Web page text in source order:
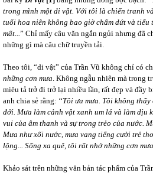
trong mình một di vật. Với tôi là chiến tranh
tuổi hoa niên không bao giờ chấm dứt và tiểu
mất...” Chỉ mấy câu văn ngắn ngủi nhưng đã
những gì mà câu chữ truyền tải.
Theo tôi, “di vật” của Trần Vũ không chỉ có
những cơn mưa. Không ngẫu nhiên mà trong
miêu tả trở đi trở lại nhiều lần, rất đẹp và đầy
anh chia sẻ rằng: ‘‘Tôi ưa mưa. Tôi không
đới. Mưa làm cảnh vật xanh um lá và làm dịu
vui của âm thanh và sự trong trẻo của nước.
Mưa như xối nước, mưa vang tiếng cười trẻ
lộng... Sống xa quê, tôi rất nhớ những cơn
Khảo sát trên những văn bản tác phẩm của